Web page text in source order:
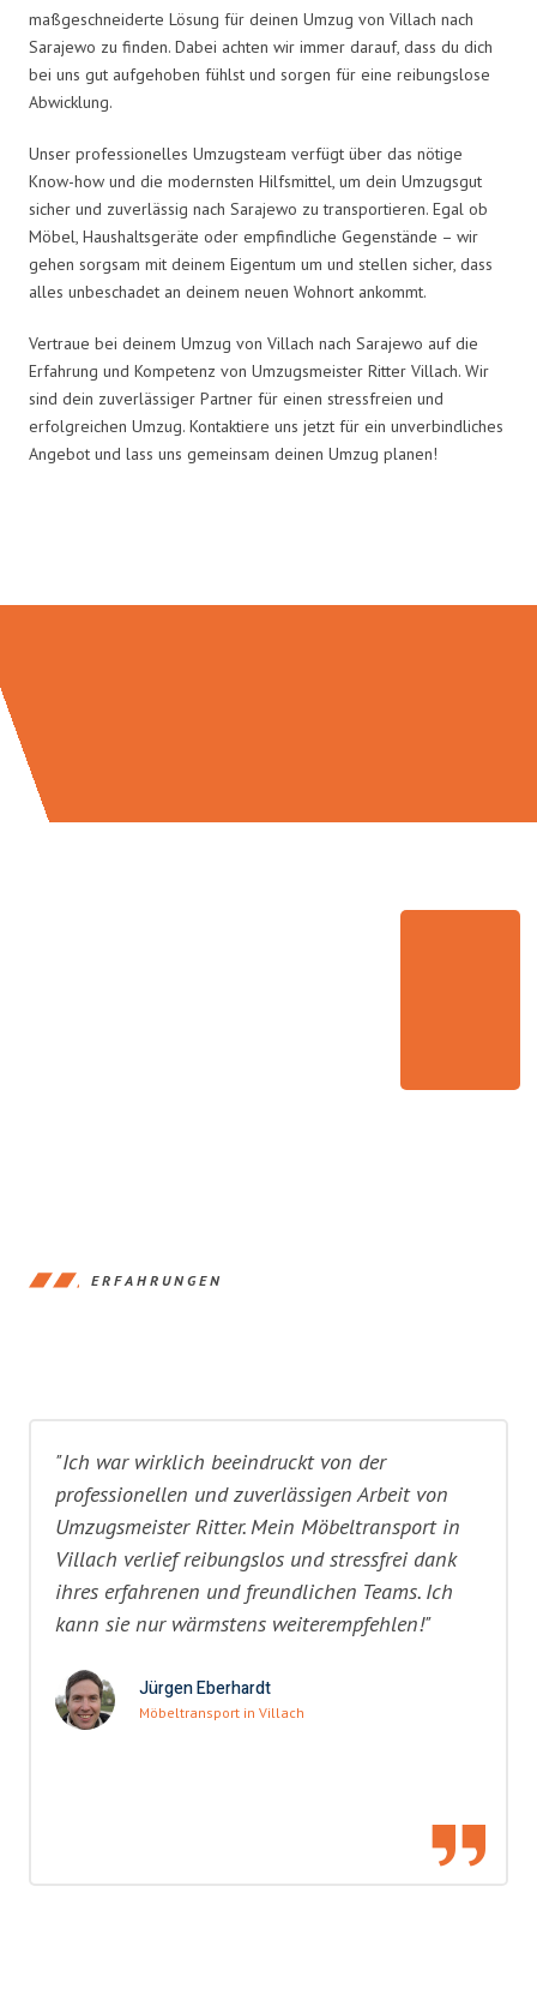
maßgeschneiderte Lösung für deinen Umzug von Villach nach
Sarajewo zu finden. Dabei achten wir immer darauf, dass du dich
bei uns gut aufgehoben fühlst und sorgen für eine reibungslose
Abwicklung.
Unser professionelles Umzugsteam verfügt über das nötige
Know-how und die modernsten Hilfsmittel, um dein Umzugsgut
sicher und zuverlässig nach Sarajewo zu transportieren. Egal ob
Möbel, Haushaltsgeräte oder empfindliche Gegenstände – wir
gehen sorgsam mit deinem Eigentum um und stellen sicher, dass
alles unbeschadet an deinem neuen Wohnort ankommt.
Vertraue bei deinem Umzug von Villach nach Sarajewo auf die
Erfahrung und Kompetenz von Umzugsmeister Ritter Villach. Wir
sind dein zuverlässiger Partner für einen stressfreien und
erfolgreichen Umzug. Kontaktiere uns jetzt für ein unverbindliches
Angebot und lass uns gemeinsam deinen Umzug planen!
ERFAHRUNGEN
"Ich war wirklich beeindruckt von der
professionellen und zuverlässigen Arbeit von
Umzugsmeister Ritter. Mein Möbeltransport in
Villach verlief reibungslos und stressfrei dank
ihres erfahrenen und freundlichen Teams. Ich
kann sie nur wärmstens weiterempfehlen!"
Jürgen Eberhardt
Möbeltransport in Villach